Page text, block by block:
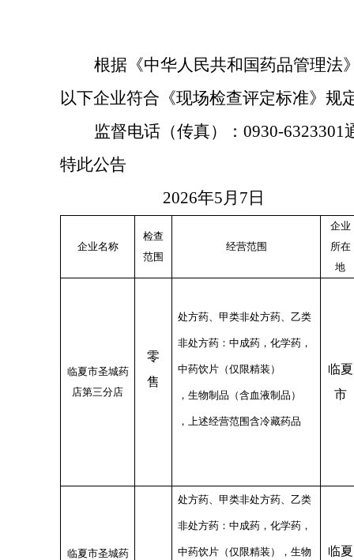
根据《中华人民共和国药品管理法
以下企业符合《现场检查评定标准》规
监督电话（传真）： 0930-
特此公告
2026年5月 7 日
企业名称
检查
范围
经营范围
企业
所在
地
临夏市圣城药
店第三分店
零
售
处方药、甲类非处方药、乙类
非处方药：中成药，化学药，
中药饮片（仅限精装）
，生物制品（含血液制品）
，上述经营范围含冷藏药品
临夏
市
临夏市圣城药
处方药、甲类非处方药、乙类
非处方药：中成药，化学药，
中药饮片（仅限精装），生物
临夏